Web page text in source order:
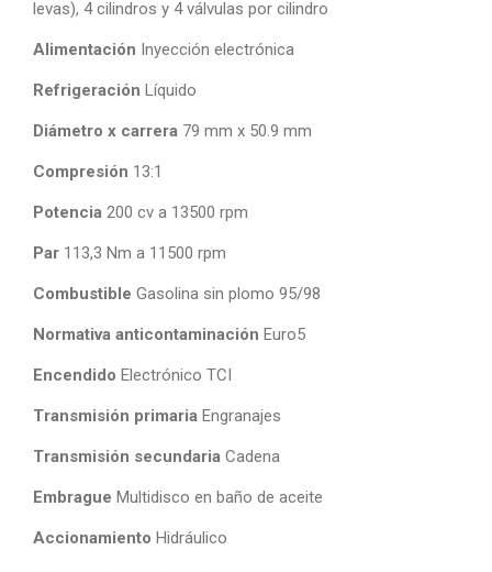
levas), 4 cilindros y 4 válvulas por cilindro
Alimentación Inyección electrónica
Refrigeración Líquido
Diámetro x carrera 79 mm x 50.9 mm
Compresión 13:1
Potencia 200 cv a 13500 rpm
Par 113,3 Nm a 11500 rpm
Combustible Gasolina sin plomo 95/98
Normativa anticontaminación Euro5
Encendido Electrónico TCI
Transmisión primaria Engranajes
Transmisión secundaria Cadena
Embrague Multidisco en baño de aceite
Accionamiento Hidráulico